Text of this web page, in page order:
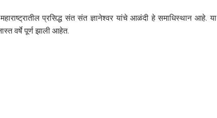
प्रसिद्ध संत संत ज्ञानेश्वर यांचे आळंदी हे समाधिस्थान आहे. या
वर्षे पूर्ण झाली आहेत.